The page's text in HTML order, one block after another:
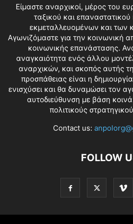
Είμαστε αναρχικοί, μέρος του
ταξικού και
εκμεταλλευομένων και των
Αγωνιζόμαστε για την κοινωνική
κοινωνικής επανάστασης.
αναγκαιότητα ενός άλλου
αναρχικών, και σκοπός αυτής
προσπάθειας είναι η
ενισχύσει και θα δυναμώσει τον
αυτοδιεύθυνση με βάση
πολιτικούς
Contact us:
FOLLOW